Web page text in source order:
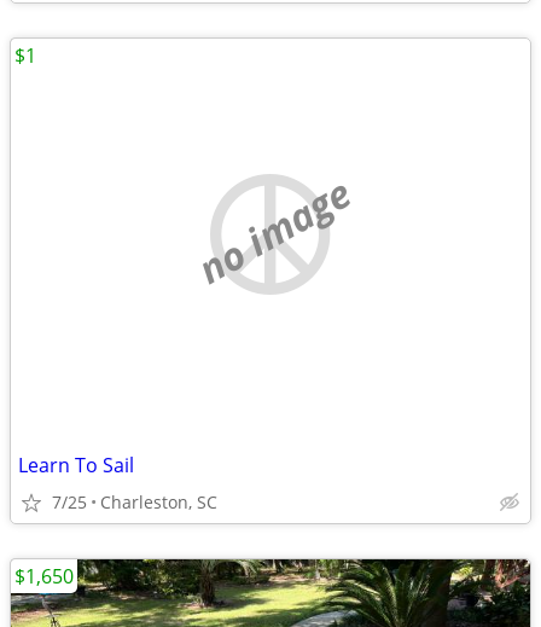
no image
Learn To Sail
7/25 Charleston, SC
$1
$1,650